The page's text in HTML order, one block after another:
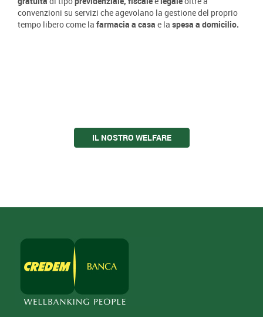
convenzioni su servizi che agevolano la gestione del proprio
tempo libero come la farmacia a casa e la spesa a domicilio.
IL NOSTRO WELFARE